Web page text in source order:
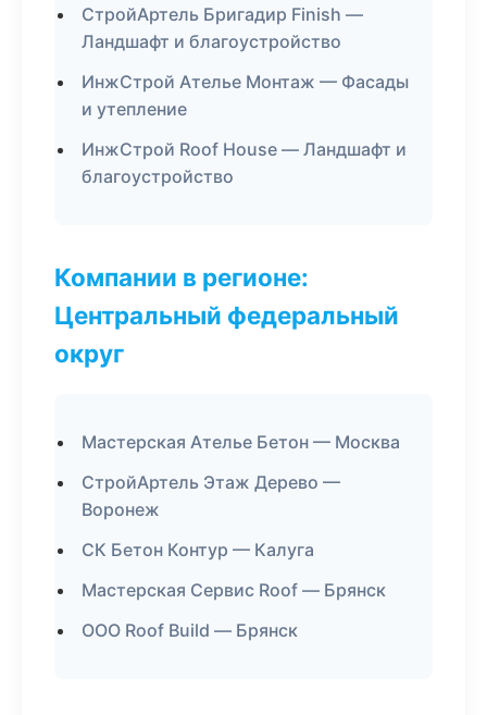
СтройАртель Бригадир Finish —
Ландшафт и благоустройство
ИнжСтрой Ателье Монтаж — Фасады
и утепление
ИнжСтрой Roof House — Ландшафт и
благоустройство
Компании в регионе:
Центральный федеральный
округ
Мастерская Ателье Бетон — Москва
СтройАртель Этаж Дерево —
Воронеж
СК Бетон Контур — Калуга
Мастерская Сервис Roof — Брянск
ООО Roof Build — Брянск